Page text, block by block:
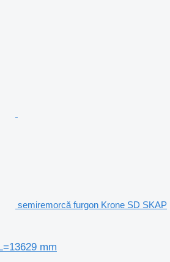
semiremorcă furgon Krone SD SKAP
mm